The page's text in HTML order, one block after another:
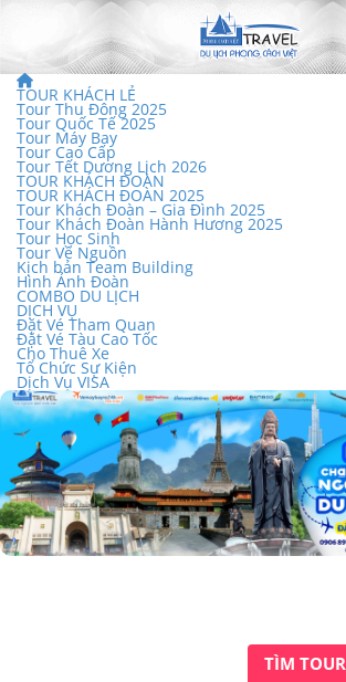
TOUR KHÁCH LẺ
Tour Thu Đông 2025
Tour Quốc Tế 2025
Tour Máy Bay
Tour Cao Cấp
Tour Tết Dương Lịch 2026
TOUR KHÁCH ĐOÀN
TOUR KHÁCH ĐOÀN 2025
Tour Khách Đoàn – Gia Đình 2025
Tour Khách Đoàn Hành Hương 2025
Tour Học Sinh
Tour Về Nguồn
Kịch bản Team Building
Hình Ảnh Đoàn
COMBO DU LỊCH
DỊCH VỤ
Đặt Vé Tham Quan
Đặt Vé Tàu Cao Tốc
Cho Thuê Xe
Tổ Chức Sự Kiện
Dịch Vụ VISA
TÌM TOUR